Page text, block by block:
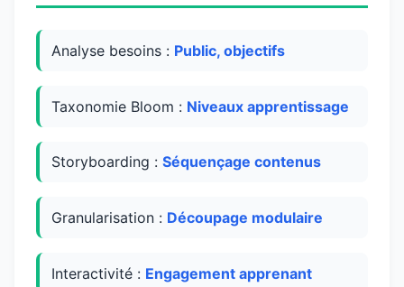
Analyse besoins : Public, objectifs
Taxonomie Bloom : Niveaux apprentissage
Storyboarding : Séquençage contenus
Granularisation : Découpage modulaire
Interactivité : Engagement apprenant